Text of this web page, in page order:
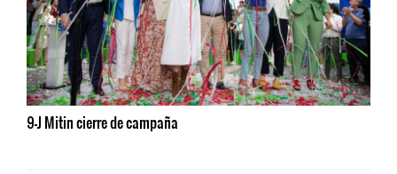
9-J Mitin cierre de campaña